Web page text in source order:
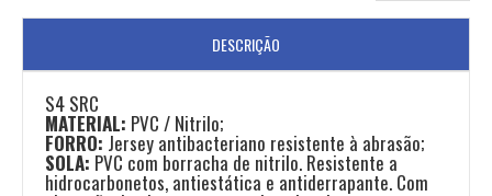
DESCRIÇÃO
S4 SRC
MATERIAL: PVC / Nitrilo;
FORRO: Jersey antibacteriano resistente à abrasão;
SOLA: PVC com borracha de nitrilo. Resistente a
hidrocarbonetos, antiestática e antiderrapante. Com